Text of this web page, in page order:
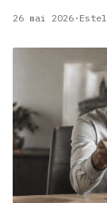
26 mai 2026 ·